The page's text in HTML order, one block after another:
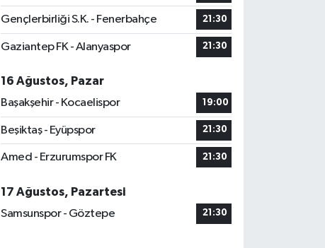
Gençlerbirliği S.K. - Fenerbahçe 21:30
Gaziantep FK - Alanyaspor 21:30
16 Ağustos, Pazar
Başakşehir - Kocaelispor
19:00
Beşiktaş - Eyüpspor 21:30
Amed - Erzurumspor FK 21:30
17 Ağustos, Pazartesi
Samsunspor - Göztepe
21:30